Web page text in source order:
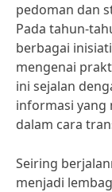
pedoman dan
Pada tahun-
berbagai
mengenai
ini sejalan
informasi yang
dalam cara
Seiring
menjadi